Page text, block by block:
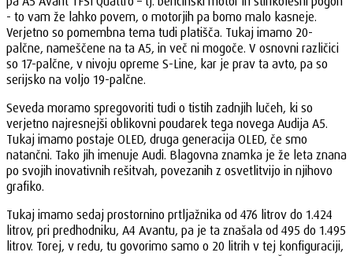
- to vam že lahko povem, o motorjih pa bomo malo kasneje.
Verjetno so pomembna tema tudi platišča. Tukaj imamo 20-
palčne, nameščene na ta A5, in več ni mogoče. V osnovni različici
so 17-palčne, v nivoju opreme S-Line, kar je prav ta avto, pa so
serijsko na voljo 19-palčne.
Seveda moramo spregovoriti tudi o tistih zadnjih lučeh, ki so
verjetno najresnejši oblikovni poudarek tega novega Audija A5.
Tukaj imamo postaje OLED, druga generacija OLED, če smo
natančni. Tako jih imenuje Audi. Blagovna znamka je že leta znana
po svojih inovativnih rešitvah, povezanih z osvetlitvijo in njihovo
grafiko.
Tukaj imamo sedaj prostornino prtljažnika od 476 litrov do 1.424
litrov, pri predhodniku, A4 Avantu, pa je ta znašala od 495 do 1.495
litrov. Torej, v redu, tu govorimo samo o 20 litrih v tej konfiguraciji,